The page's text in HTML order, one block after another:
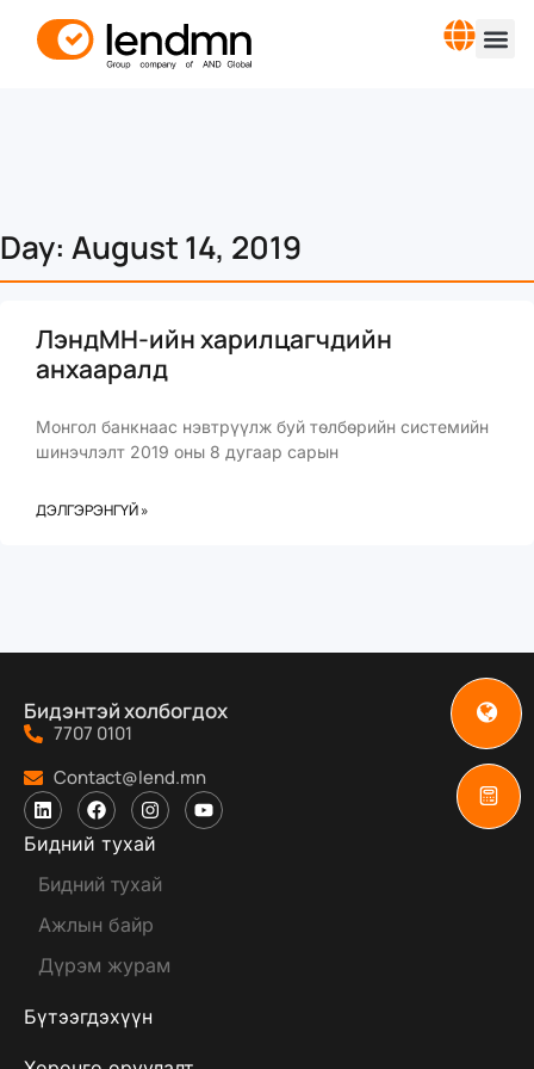
Day: August 14, 2019
ЛэндМН-ийн харилцагчдийн
анхааралд
Монгол банкнаас нэвтрүүлж буй төлбөрийн системийн
шинэчлэлт 2019 оны 8 дугаар сарын
ДЭЛГЭРЭНГҮЙ »
Бидэнтэй холбогдох
7707 0101
Contact@lend.mn
Бидний тухай
Бүтээгдэхүүн
Бидний тухай
Ажлын байр
Дүрэм журам